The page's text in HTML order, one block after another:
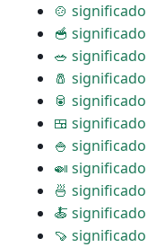
🍲 significado
🥣 significado
🥗 significado
🧂 significado
🥫 significado
🍱 significado
🍚 significado
🍛 significado
🍜 significado
🍝 significado
🍠 significado